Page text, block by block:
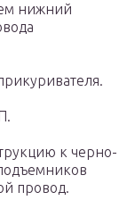
нижний
к черно-
провод.